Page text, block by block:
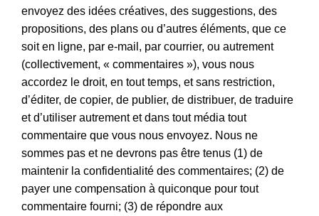
envoyez des idées créatives, des suggestions, des
propositions, des plans ou d’autres éléments, que ce
soit en ligne, par e-mail, par courrier, ou autrement
(collectivement, « commentaires »), vous nous
accordez le droit, en tout temps, et sans restriction,
d’éditer, de copier, de publier, de distribuer, de traduire
et d’utiliser autrement et dans tout média tout
commentaire que vous nous envoyez. Nous ne
sommes pas et ne devrons pas être tenus (1) de
maintenir la confidentialité des commentaires; (2) de
payer une compensation à quiconque pour tout
commentaire fourni; (3) de répondre aux